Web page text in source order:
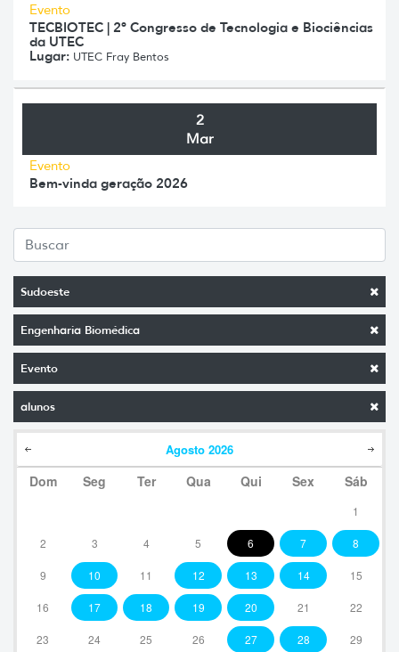
Sudoeste
Engenharia Biomédica
Evento
alunos
Agosto 2026
Dom Seg Ter Qua Qui Sex Sáb
1
2 3 4 5 6 7 8
9 10 11 12 13 14 15
16 17 18 19 20 21 22
23 24 25 26 27 28 29
Evento
TECBIOTEC | 2º Congresso de Tecnologia e Biociências
da UTEC
Lugar: UTEC Fray Bentos
2
Mar
Evento
Bem-vinda geração 2026